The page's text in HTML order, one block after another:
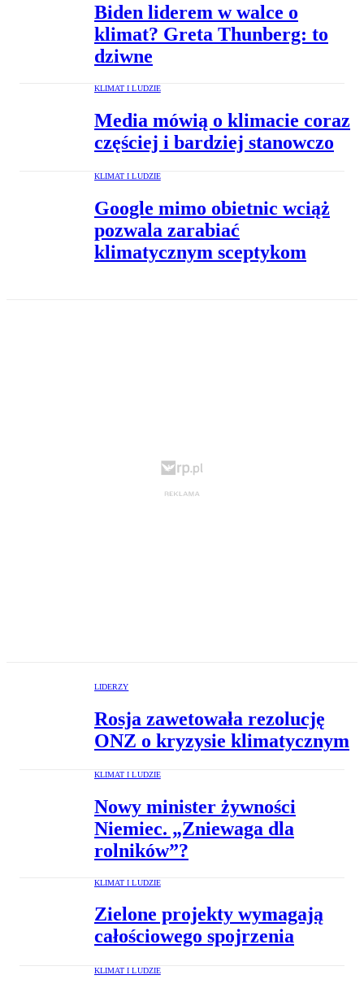
Biden liderem w walce o
klimat? Greta Thunberg: to
dziwne
KLIMAT I LUDZIE
Media mówią o klimacie coraz
częściej i bardziej stanowczo
KLIMAT I LUDZIE
Google mimo obietnic wciąż
pozwala zarabiać
klimatycznym sceptykom
LIDERZY
Rosja zawetowała rezolucję
ONZ o kryzysie klimatycznym
KLIMAT I LUDZIE
Nowy minister żywności
Niemiec. „Zniewaga dla
rolników”?
KLIMAT I LUDZIE
Zielone projekty wymagają
całościowego spojrzenia
KLIMAT I LUDZIE